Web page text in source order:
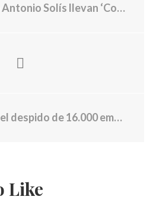
‘Coleccionando heridas’ al No. 1 de Latin Airplay
Amazon confirma el despido de 16.000 empleados después de enviar por error un correo electrónico a sus trabajadores
Like